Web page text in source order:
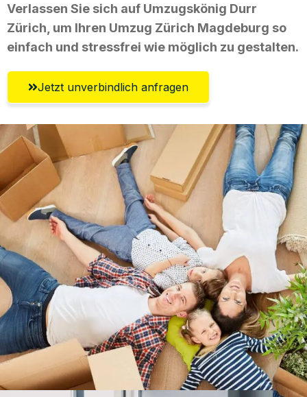
Verlassen Sie sich auf Umzugskönig Durr
Zürich, um Ihren Umzug Zürich Magdeburg so
einfach und stressfrei wie möglich zu gestalten.
Jetzt unverbindlich anfragen